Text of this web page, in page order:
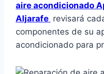
aire acondicionado
Aljarafe revisará
componentes de su
acondicionado para